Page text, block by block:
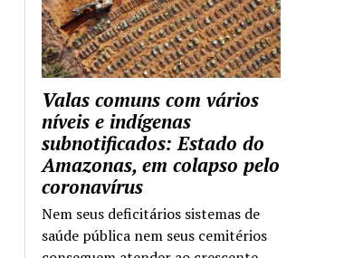
Valas comuns com vários
níveis e indígenas
subnotificados: Estado do
Amazonas, em colapso pelo
coronavírus
Nem seus deficitários sistemas de
saúde pública nem seus cemitérios